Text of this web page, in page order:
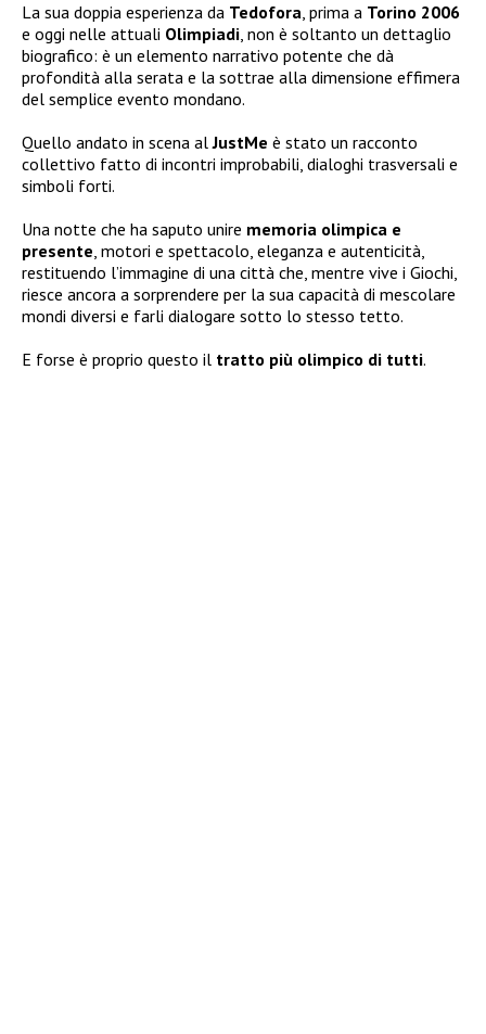
La sua doppia esperienza da Tedofora, prima a Torino 2006
e oggi nelle attuali Olimpiadi, non è soltanto un dettaglio
biografico: è un elemento narrativo potente che dà
profondità alla serata e la sottrae alla dimensione effimera
del semplice evento mondano.
Quello andato in scena alJustMe è stato un racconto
collettivo fatto di incontri improbabili, dialoghi trasversali e
simboli forti.
Una notte che ha saputo unire memoria olimpica e
presente, motori e spettacolo, eleganza e autenticità,
restituendo l’immagine di una città che, mentre vive i Giochi,
riesce ancora a sorprendere per la sua capacità di mescolare
mondi diversi e farli dialogare sotto lo stesso tetto.
E forse è proprio questo il tratto più olimpico di tutti.